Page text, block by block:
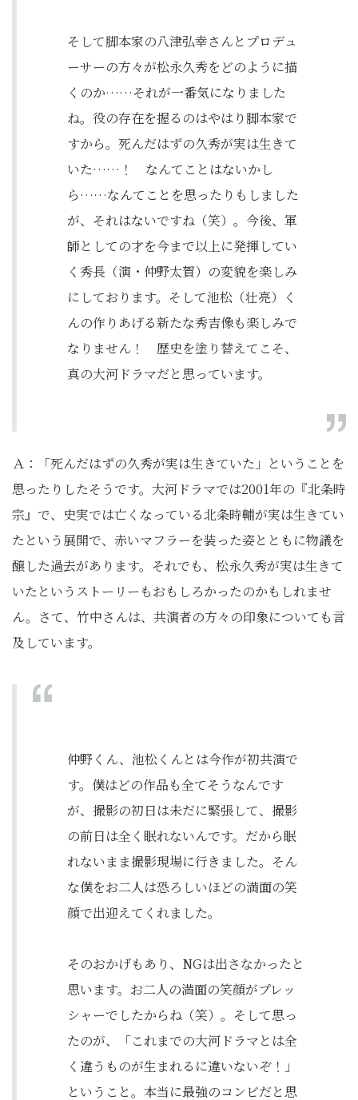
そして脚本家の八津弘幸さんとプロデュ
ーサーの方々が松永久秀をどのように描
くのか……それが一番気になりました
ね。役の存在を握るのはやはり脚本家で
すから。死んだはずの久秀が実は生きて
いた……！ なんてことはないかし
ら……なんてことを思ったりもしました
が、それはないですね（笑）。今後、軍
師としての才を今まで以上に発揮してい
く秀長（演・仲野太賀）の変貌を楽しみ
にしております。そして池松（壮亮）く
んの作りあげる新たな秀吉像も楽しみで
なりません！ 歴史を塗り替えてこそ、
真の大河ドラマだと思っています。
Ａ：「死んだはずの久秀が実は生きていた」ということを
思ったりしたそうです。大河ドラマでは2001年の『北条時
宗』で、史実では亡くなっている北条時輔が実は生きてい
たという展開で、赤いマフラーを装った姿とともに物議を
醸した過去があります。それでも、松永久秀が実は生きて
いたというストーリーもおもしろかったのかもしれませ
ん。さて、竹中さんは、共演者の方々の印象についても言
及しています。
仲野くん、池松くんとは今作が初共演で
す。僕はどの作品も全てそうなんです
が、撮影の初日は未だに緊張して、撮影
の前日は全く眠れないんです。だから眠
れないまま撮影現場に行きました。そん
な僕をお二人は恐ろしいほどの満面の笑
顔で出迎えてくれました。
そのおかげもあり、NGは出さなかったと
思います。お二人の満面の笑顔がプレッ
シャーでしたからね（笑）。そして思っ
たのが、「これまでの大河ドラマとは全
く違うものが生まれるに違いないぞ！」
ということ。本当に最強のコンビだと思